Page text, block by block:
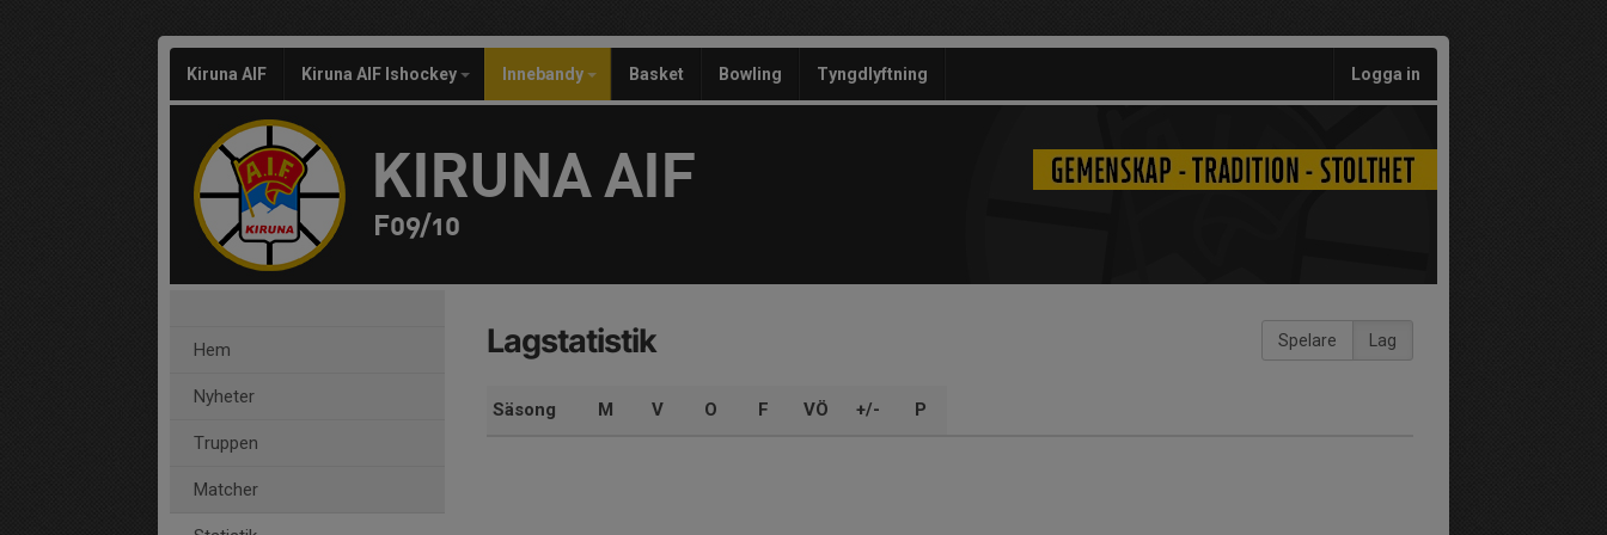
Kiruna AIF Kiruna AIF Ishockey Innebandy Basket Bowling Tyngdlyftning Logga in
KIRUNA AIF
F09/10
Hem
Nyheter
Truppen
Matcher
Spelare Lag
Lagstatistik
Säsong M V O F VÖ +/- P